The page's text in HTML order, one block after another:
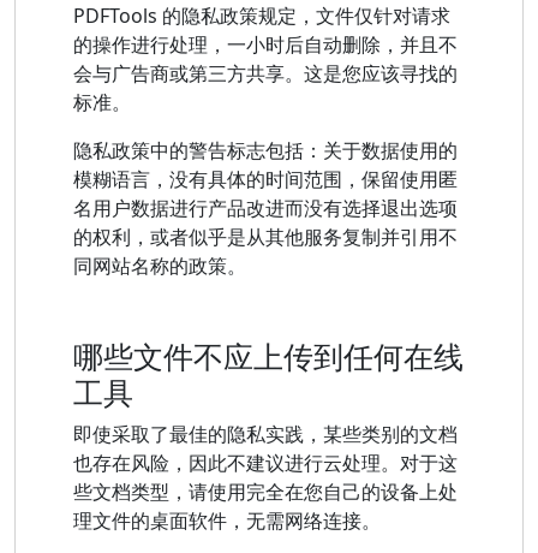
PDFTools 的隐私政策规定，文件仅针对请求
的操作进行处理，一小时后自动删除，并且不
会与广告商或第三方共享。这是您应该寻找的
标准。
隐私政策中的警告标志包括：关于数据使用的
模糊语言，没有具体的时间范围，保留使用匿
名用户数据进行产品改进而没有选择退出选项
的权利，或者似乎是从其他服务复制并引用不
同网站名称的政策。
哪些文件不应上传到任何在线
工具
即使采取了最佳的隐私实践，某些类别的文档
也存在风险，因此不建议进行云处理。对于这
些文档类型，请使用完全在您自己的设备上处
理文件的桌面软件，无需网络连接。